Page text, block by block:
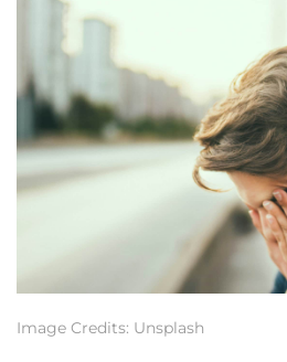
Image Credits: Unsplash